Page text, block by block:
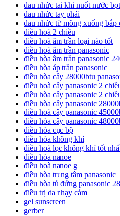
đau nhức tai khi nuốt nước bọt
đau nhức tay phải
đau nhức từ mông xuống bắp
điều hoà 2 chiều
điều hoà âm trần loại nào tốt
điều hoà âm trần panasonic
điều hòa âm trần panasonic
điều hòa áp trần panasonic
điều hòa cây 28000btu
điều hoà cây panasonic 2
điều hòa cây panasonic 2
điều hòa cây panasonic
điều hoà cây panasonic
điều hòa cây panasonic
điều hòa cục bộ
điều hòa không khí
điều hoà lọc không khí tốt
điều hòa nanoe
điều hoà nanoe g
điều hòa trung tâm panasonic
điều hòa tủ đứng panasonic
điều trị da nhạy cảm
gel sunscreen
gerber